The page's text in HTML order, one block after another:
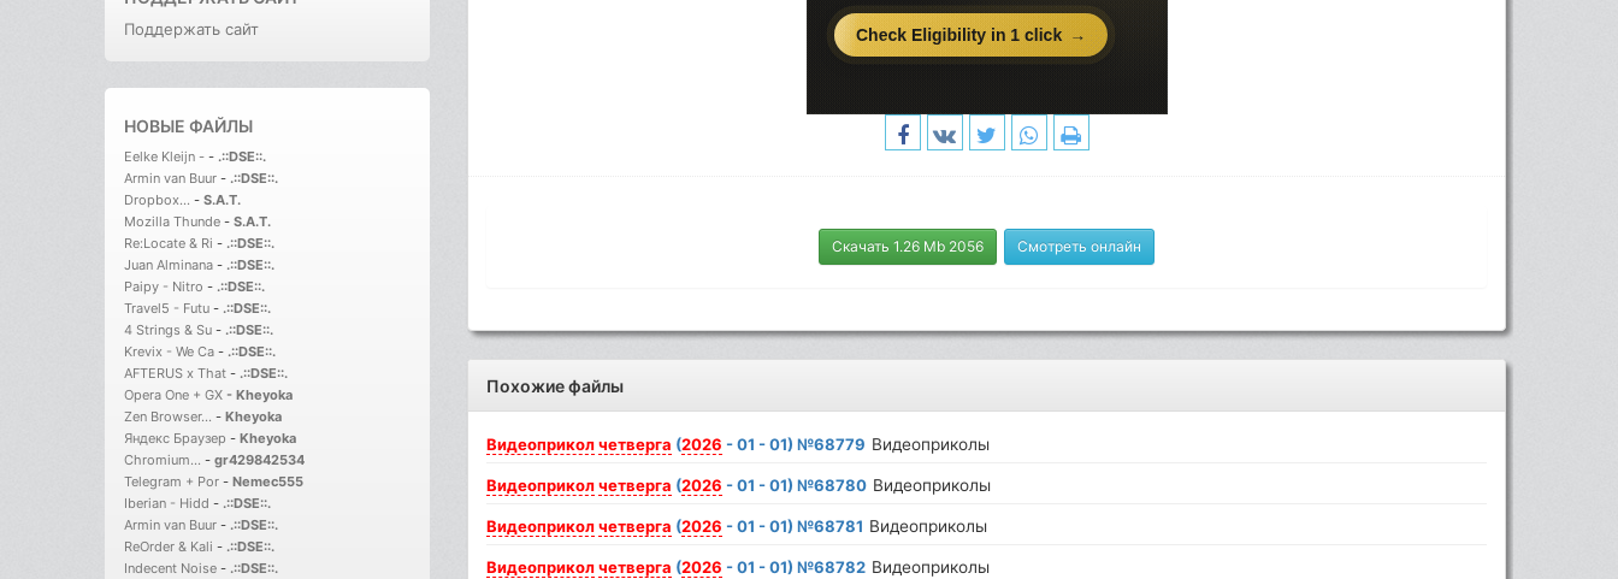
Поддержать сайт
НОВЫЕ ФАЙЛЫ
Eelke Kleijn - - .::DSE::.
Armin van Buur - .::DSE::.
Dropbox... - S.A.T.
Mozilla Thunde - S.A.T.
Re:Locate & Ri - .::DSE::.
Juan Alminana - .::DSE::.
Paipy - Nitro - .::DSE::.
Travel5 - Futu - .::DSE::.
4 Strings & Su - .::DSE::.
Krevix - We Ca - .::DSE::.
AFTERUS x That - .::DSE::.
Opera One + GX - Kheyoka
Zen Browser... - Kheyoka
Яндекс Браузер - Kheyoka
Chromium... - gr429842534
Telegram + Por - Nemec555
Iberian - Hidd - .::DSE::.
Armin van Buur - .::DSE::.
ReOrder & Kali - .::DSE::.
Indecent Noise - .::DSE::.
Скачать 1.26 Mb 2056 Смотреть онлайн
Похожие файлы
Видеоприколчетверга (2026 - 01 - 01) №68779 Видеоприколы
Видеоприколчетверга (2026 - 01 - 01) №68780 Видеоприколы
Видеоприколчетверга (2026 - 01 - 01) №68781 Видеоприколы
Видеоприколчетверга (2026 - 01 - 01) №68782 Видеоприколы